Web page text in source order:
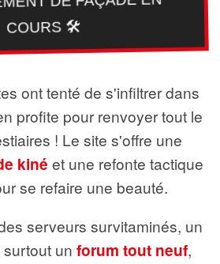
COURS 🛠️
ont tenté de s'infiltrer dans
profite pour renvoyer tout le
! Le site s'offre une
kiné et une refonte tactique
se refaire une beauté.
serveurs survitaminés, un
un forum tout neuf,